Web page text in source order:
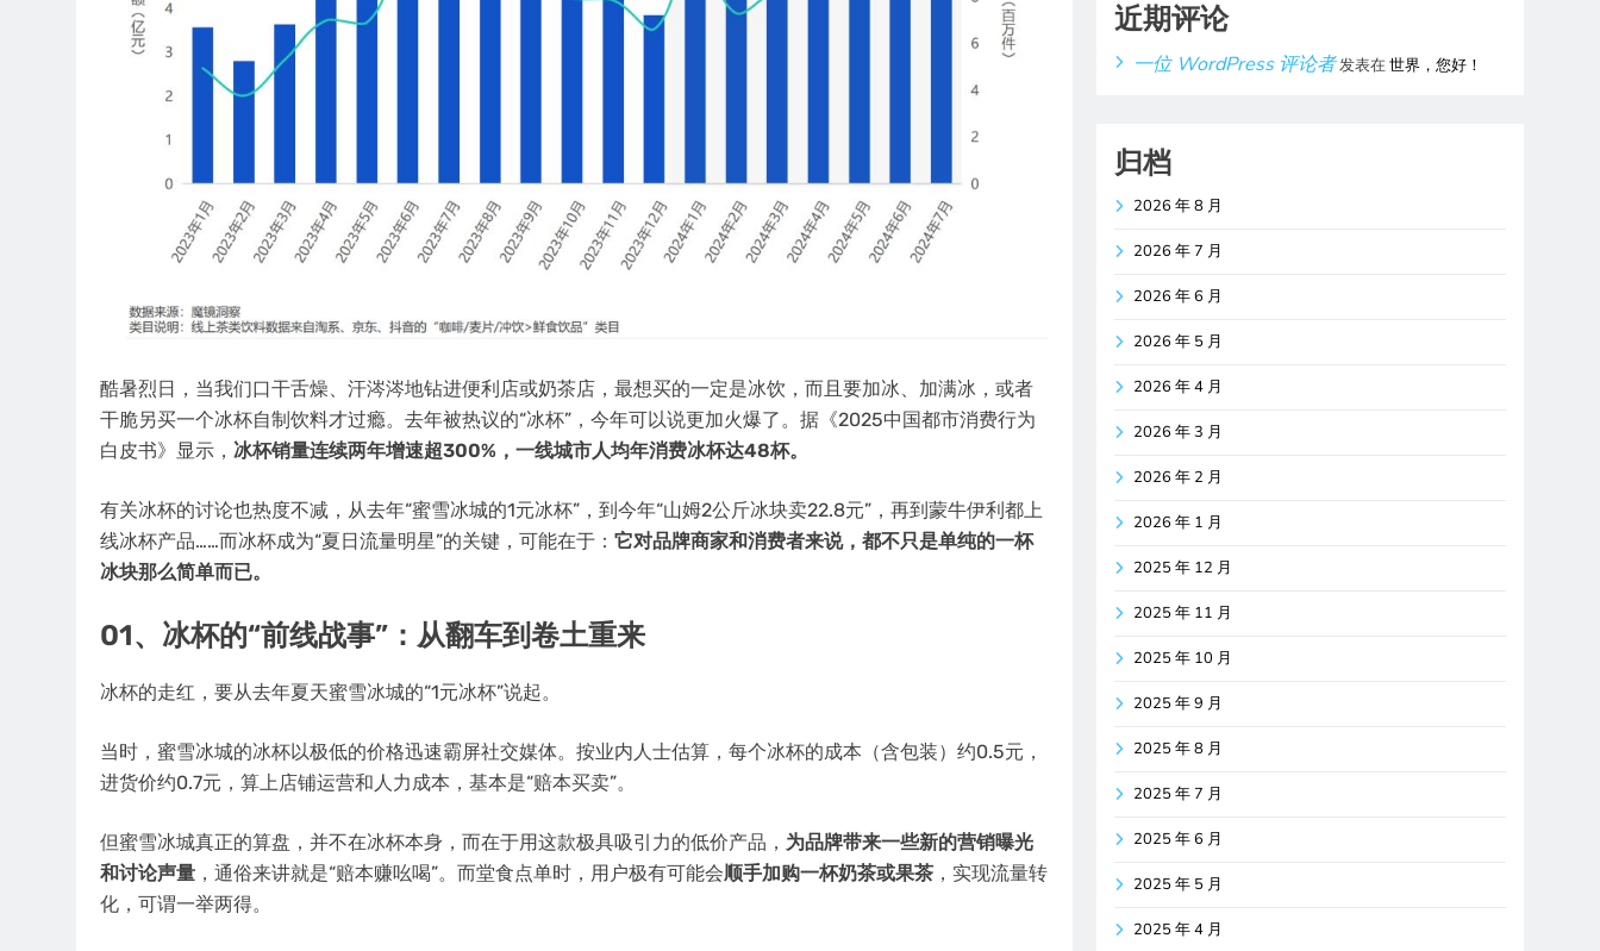
酷暑烈日，当我们口干舌燥、汗涔涔地钻进便利店或奶茶店，最想买的一定是冰饮，而且要加冰、加满冰，或者
干脆另买一个冰杯自制饮料才过瘾。去年被热议的“冰杯”，今年可以说更加火爆了。据《2025中国都市消费行为
白皮书》显示， 冰杯销量连续两年增速超300%，一线城市人均年消费冰杯达48杯。
有关冰杯的讨论也热度不减，从去年“蜜雪冰城的1元冰杯”，到今年“山姆2公斤冰块卖22.8元”，再到蒙牛伊利都上
线冰杯产品……而冰杯成为“夏日流量明星”的关键，可能在于： 它对品牌商家和消费者来说，都不只是单纯的一杯
冰块那么简单而已。
01、冰杯的“前线战事”：从翻车到卷土重来
冰杯的走红，要从去年夏天蜜雪冰城的“1元冰杯”说起。
当时，蜜雪冰城的冰杯以极低的价格迅速霸屏社交媒体。按业内人士估算，每个冰杯的成本（含包装）约0.5元，
进货价约0.7元，算上店铺运营和人力成本，基本是“赔本买卖”。
但蜜雪冰城真正的算盘，并不在冰杯本身，而在于用这款极具吸引力的低价产品， 为品牌带来一些新的营销曝光
和讨论声量 ，通俗来讲就是“赔本赚吆喝”。而堂食点单时，用户极有可能会顺手加购一杯奶茶或果茶 ，实现流量转
化，可谓一举两得。
近期评论
一位 WordPress 评论者发表在世界，您好！
归档
2026 年 8 月
2026 年 7 月
2026 年 6 月
2026 年 5 月
2026 年 4 月
2026 年 3 月
2026 年 2 月
2026 年 1 月
2025 年 12 月
2025 年 11 月
2025 年 10 月
2025 年 9 月
2025 年 8 月
2025 年 7 月
2025 年 6 月
2025 年 5 月
2025 年 4 月